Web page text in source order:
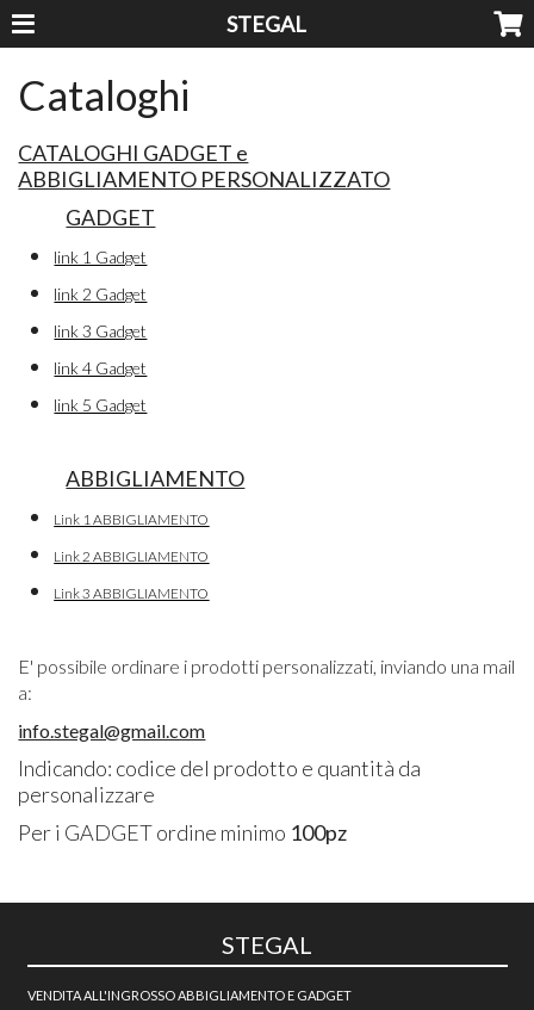
STEGAL
Cataloghi
CATALOGHI GADGET e
ABBIGLIAMENTO PERSONALIZZATO
GADGET
link 1 Gadget
link 2 Gadget
link 3 Gadget
link 4 Gadget
link 5 Gadget
ABBIGLIAMENTO
Link 1 ABBIGLIAMENTO
Link 2 ABBIGLIAMENTO
Link 3 ABBIGLIAMENTO
E' possibile ordinare i prodotti personalizzati, inviando una mail
a:
info.stegal@gmail.com
Indicando: codice del prodotto e quantità da
personalizzare
Per i GADGET ordine minimo 100pz
STEGAL
VENDITA ALL'INGROSSO ABBIGLIAMENTO E GADGET